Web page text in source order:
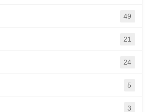
49
21
24
5
3